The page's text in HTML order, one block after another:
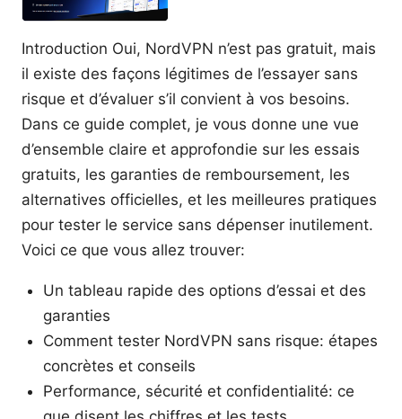
Introduction Oui, NordVPN n’est pas gratuit, mais
il existe des façons légitimes de l’essayer sans
risque et d’évaluer s’il convient à vos besoins.
Dans ce guide complet, je vous donne une vue
d’ensemble claire et approfondie sur les essais
gratuits, les garanties de remboursement, les
alternatives officielles, et les meilleures pratiques
pour tester le service sans dépenser inutilement.
Voici ce que vous allez trouver:
Un tableau rapide des options d’essai et des
garanties
Comment tester NordVPN sans risque: étapes
concrètes et conseils
Performance, sécurité et confidentialité: ce